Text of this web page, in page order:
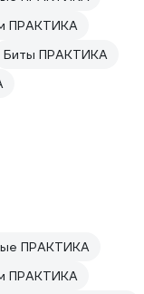
ПРАКТИКА
Биты ПРАКТИКА
ПРАКТИКА
ПРАКТИКА